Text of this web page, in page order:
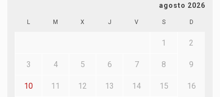
agosto 2026
L M X J V S D
1 2
3 4 5 6 7 8 9
10 11 12 13 14 15 16